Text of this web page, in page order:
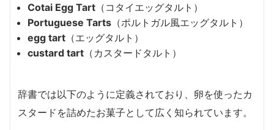
Cotai Egg Tart （コタイエッグタルト）
Portuguese Tarts （ポルトガル風エッグタルト）
egg tart （エッグタルト）
custard tart （カスタードタルト）
辞書では以下のように定義されており、卵を使ったカ
スタードを詰めたお菓子として広く知られています。